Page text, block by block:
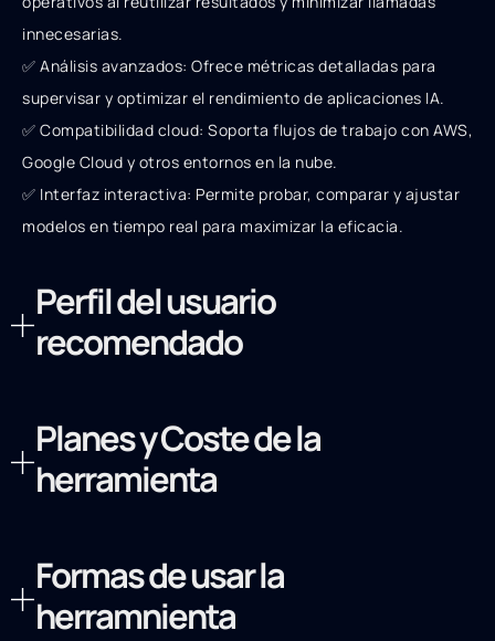
innecesarias.
✅ Análisis avanzados: Ofrece métricas detalladas para
supervisar y optimizar el rendimiento de aplicaciones IA.
✅ Compatibilidad cloud: Soporta flujos de trabajo con AWS,
Google Cloud y otros entornos en la nube.
✅ Interfaz interactiva: Permite probar, comparar y ajustar
modelos en tiempo real para maximizar la eficacia.
Perfil del usuario
recomendado
Planes y Coste de la
herramienta
Formas de usar la
herramnienta